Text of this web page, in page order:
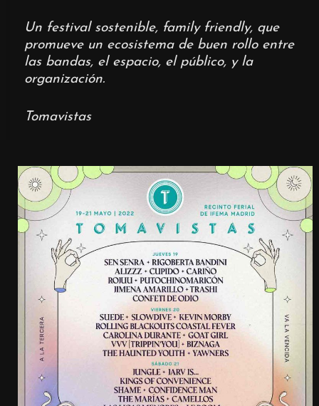
Un festival sostenible, family friendly, que
promueve un ecosistema de buen rollo entre
las bandas, el espacio, el público, y la
organización.
Tomavistas